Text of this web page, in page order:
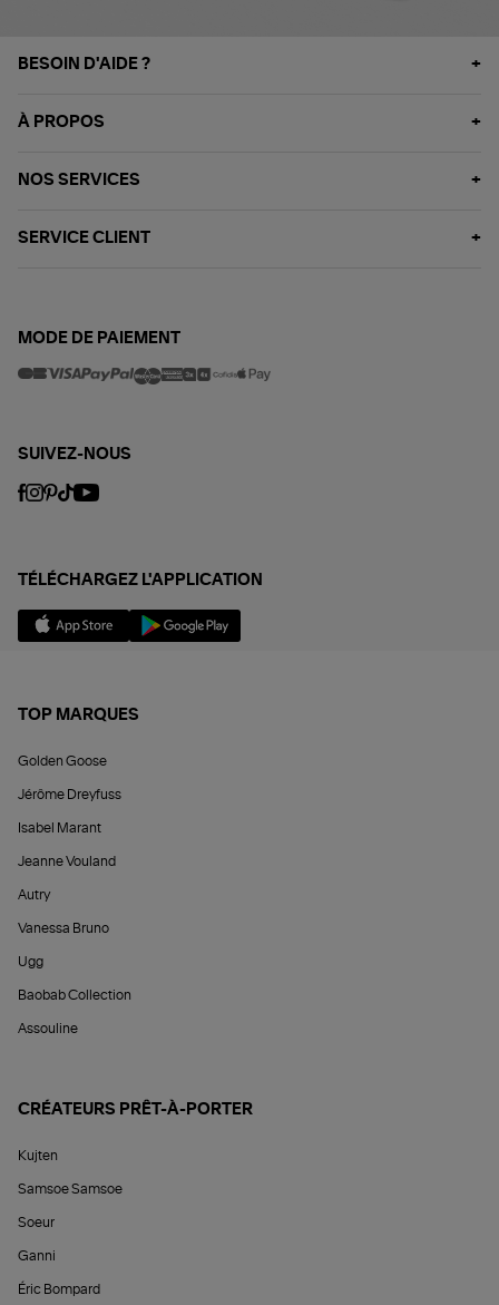
BESOIN D'AIDE ?
À PROPOS
NOS SERVICES
SERVICE CLIENT
MODE DE PAIEMENT
SUIVEZ-NOUS
TÉLÉCHARGEZ L'APPLICATION
TOP MARQUES
Golden Goose
Jérôme Dreyfuss
Isabel Marant
Jeanne Vouland
Autry
Vanessa Bruno
Ugg
Baobab Collection
Assouline
CRÉATEURS PRÊT-À-PORTER
Kujten
Samsoe Samsoe
Soeur
Ganni
Éric Bompard